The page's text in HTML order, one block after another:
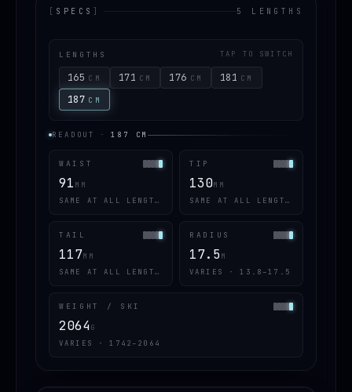
[ SPECS ] 5 LENGTHS
LENGTHS TAP TO SWITCH
165 CM 171 CM 176 CM 181 CM
187 CM
READOUT · 187 CM
WAIST
91 MM
SAME AT ALL LENGTHS
TIP
130MM
SAME AT ALL LENGTHS
TAIL
117MM
SAME AT ALL LENGTHS
RADIUS
17.5M
VARIES · 13.8–17.5
WEIGHT / SKI
2064G
VARIES · 1742–2064